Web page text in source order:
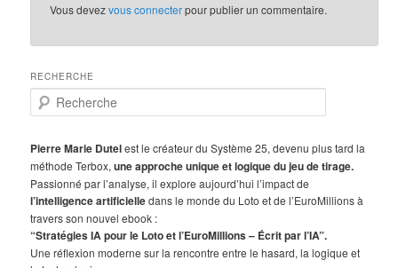
Vous devezvous connecterpour publier un commentaire.
RECHERCHE
e
h
e
r
c
h
e
Pierre Marie Dutelest le créateur du Système 25, devenu plus tard la
méthode Terbox,une approche unique et logique du jeu de tirage.
Passionné par l’analyse, il explore aujourd’hui l’impact de
l’intelligence artificielledans le monde du Loto et de l’EuroMillions à
travers son nouvel ebook :
“Stratégies IA pour le Loto et l’EuroMillions – Écrit par l’IA”.
Une réflexion moderne sur la rencontre entre le hasard, la logique et